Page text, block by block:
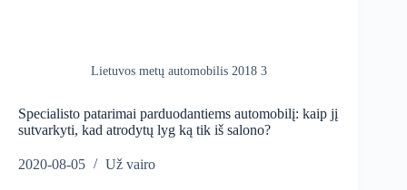
Lietuvos metų automobilis 2018 3
Specialisto patarimai parduodantiems automobilį: kaip jį
sutvarkyti, kad atrodytų lyg ką tik iš salono?
2020-08-05 Už vairo